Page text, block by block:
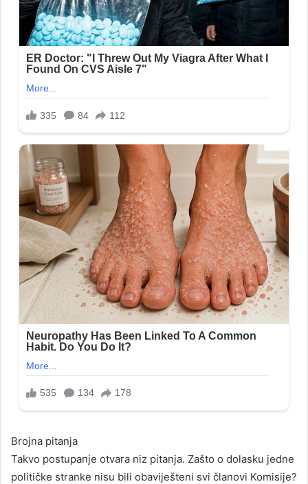
Brojna pitanja
Takvo postupanje otvara niz pitanja. Zašto o dolasku jedne
političke stranke nisu bili obaviješteni svi članovi Komisije?